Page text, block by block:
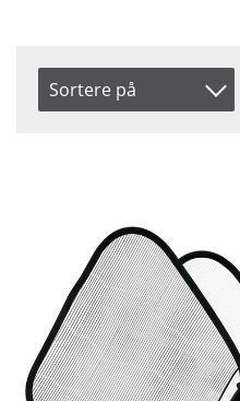
Sortere på
Størrelse
Overflade